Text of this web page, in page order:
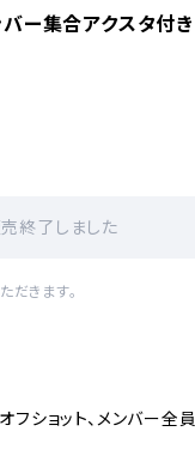
ー集合アクスタ付き
終了しました
きます。
フショット、メンバー全員